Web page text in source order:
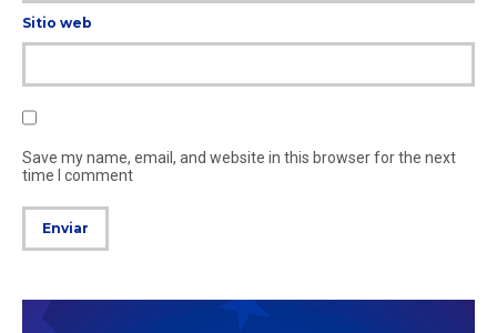
Sitio web
Save my name, email, and website in this browser for the next
time I comment